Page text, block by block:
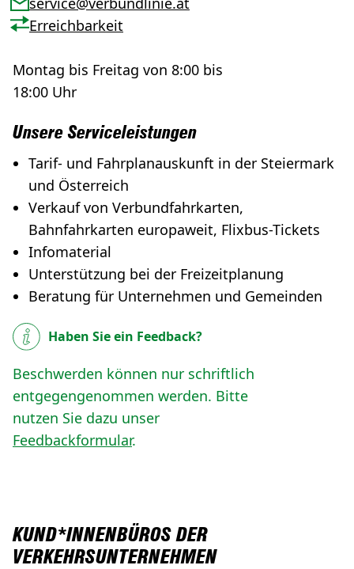
Erreichbarkeit
Montag bis Freitag von 8:00 bis
18:00 Uhr
Unsere Serviceleistungen
Tarif- und Fahrplanauskunft in der Steiermark
und Österreich
Verkauf von Verbundfahrkarten,
Bahnfahrkarten europaweit, Flixbus-Tickets
Infomaterial
Unterstützung bei der Freizeitplanung
Beratung für Unternehmen und Gemeinden
Haben Sie ein Feedback?
Beschwerden können nur schriftlich
entgegengenommen werden. Bitte
nutzen Sie dazu unser
Feedbackformular.
KUND*INNENBÜROS DER
VERKEHRSUNTERNEHMEN